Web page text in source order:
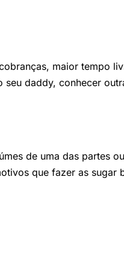
maior tempo
daddy, conhecer
de uma das partes ou
que fazer as sugar